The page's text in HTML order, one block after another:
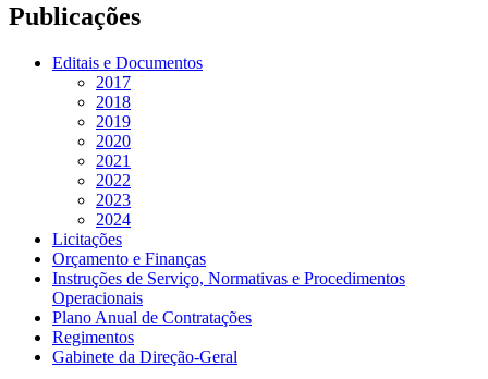
Publicações
Editais e Documentos
2017
2018
2019
2020
2021
2022
2023
2024
Licitações
Orçamento e Finanças
Instruções de Serviço, Normativas e Procedimentos
Operacionais
Plano Anual de Contratações
Regimentos
Gabinete da Direção-Geral